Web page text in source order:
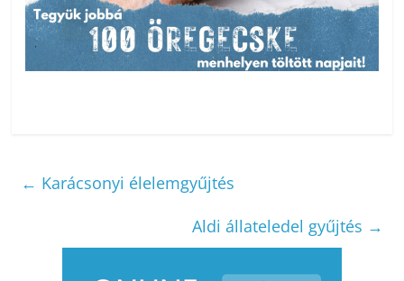
← Karácsonyi élelemgyűjtés
Aldi állateledel gyűjtés →